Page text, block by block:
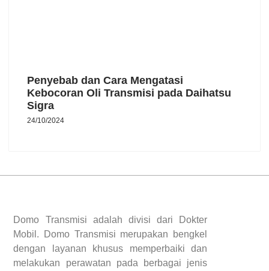
Penyebab dan Cara Mengatasi
Kebocoran Oli Transmisi pada Daihatsu
Sigra
24/10/2024
Domo Transmisi adalah divisi dari Dokter
Mobil. Domo Transmisi merupakan bengkel
dengan layanan khusus memperbaiki dan
melakukan perawatan pada berbagai jenis